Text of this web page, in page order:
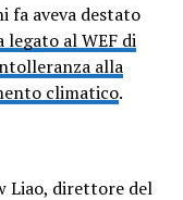
fa aveva destato
legato al WEF di
alla
climatico.
Liao, direttore del